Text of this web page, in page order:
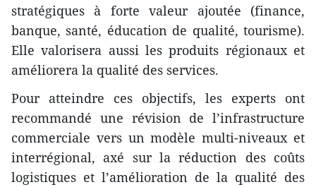
stratégiques à forte valeur ajoutée (finance,
banque, santé, éducation de qualité, tourisme).
Elle valorisera aussi les produits régionaux et
améliorera la qualité des services.
Pour atteindre ces objectifs, les experts ont
recommandé une révision de l’infrastructure
commerciale vers un modèle multi-niveaux et
interrégional, axé sur la réduction des coûts
logistiques et l’amélioration de la qualité des